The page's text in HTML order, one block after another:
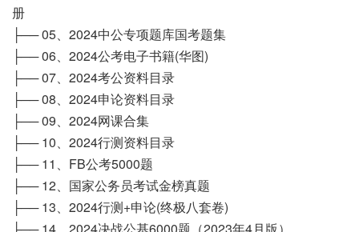
册
├── 05、2024中公专项题库国考题集
├── 06、2024公考电子书籍(华图)
├── 07、2024考公资料目录
├── 08、2024申论资料目录
├── 09、2024网课合集
├── 10、2024行测资料目录
├── 11、FB公考5000题
├── 12、国家公务员考试金榜真题
├── 13、2024行测+申论(终极八套卷)